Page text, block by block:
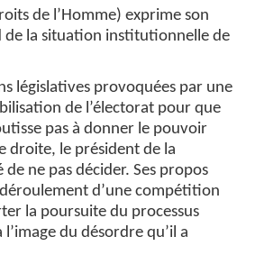
de l’Homme) exprime son
de la situation institutionnelle de
législatives provoquées par une
de l’électorat pour que
pas à donner le pouvoir
droite, le président de la
de ne pas décider. Ses propos
d’une compétition
la poursuite du processus
du désordre qu’il a